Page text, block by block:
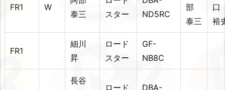
FR1 W
泰三
スター
ND5RC
部
泰三
裕
FR1
細川
昇
ロード
スター
GF-
NB8C
長谷
ロード DBA-